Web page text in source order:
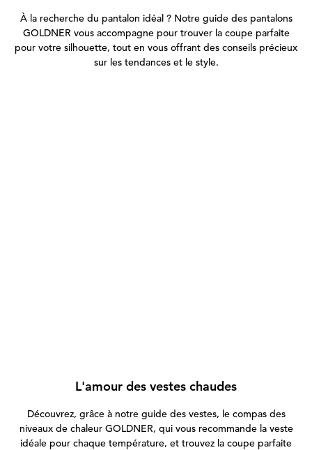
À la recherche du pantalon idéal ? Notre guide des pantalons
GOLDNER vous accompagne pour trouver la coupe parfaite
pour votre silhouette, tout en vous offrant des conseils précieux
sur les tendances et le style.
L'amour des vestes chaudes
Découvrez, grâce à notre guide des vestes, le compas des
niveaux de chaleur GOLDNER, qui vous recommande la veste
idéale pour chaque température, et trouvez la coupe parfaite